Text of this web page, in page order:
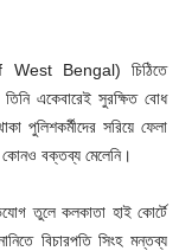
West Bengal) চিঠিতে
একেবারেই সুরক্ষিত বোধ
পুলিশকর্মীদের সরিয়ে ফেলা
কোনও বক্তব্য মেলেনি।
তুলে কলকাতা হাই কোর্টে
বিচারপতি সিংহ মন্তব্য